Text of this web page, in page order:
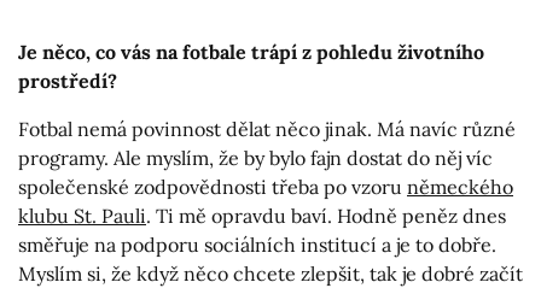
Je něco, co vás na fotbale trápí z pohledu životního
prostředí?
Fotbal nemá povinnost dělat něco jinak. Má navíc různé
programy. Ale myslím, že by bylo fajn dostat do něj víc
společenské zodpovědnosti třeba po vzoru německého
klubu St. Pauli. Ti mě opravdu baví. Hodně peněz dnes
směřuje na podporu sociálních institucí a je to dobře.
Myslím si, že když něco chcete zlepšit, tak je dobré začít